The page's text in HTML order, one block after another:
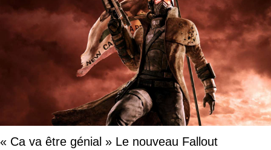
« Ca va être génial » Le nouveau Fallout